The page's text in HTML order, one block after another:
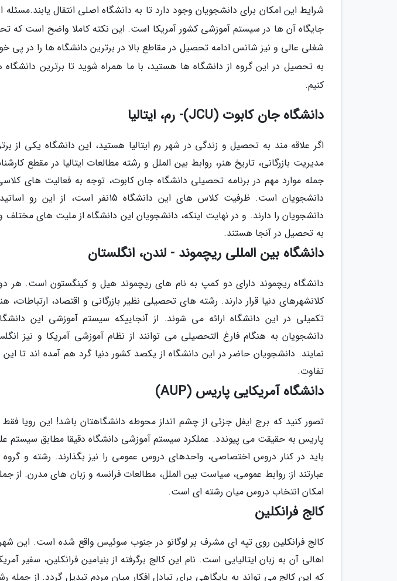
شرایط این امکان برای دانشجویان وجود دارد تا به دانشگاه اصلی انتقال یابند.مسئله
جایگاه آن ها در سیستم آموزشی کشور آمریکا است. این نکته کاملا واضح است که
شغلی عالی و نیز شانس ادامه تحصیل در مقاطع بالا در برترین دانشگاه ها را در پی
به تحصیل در این گروه از دانشگاه ها هستید، با ما همراه شوید تا برترین
کنیم.
دانشگاه جان کابوت (JCU)- رم، ایتالیا
اگر علاقه مند به تحصیل و زندگی در شهر رم ایتالیا هستید، این دانشگاه یکی از
مدیریت بازرگانی، تاریخ هنر، روابط بین الملل و رشته مطالعات ایتالیا در مقطع
جمله موارد مهم در برنامه تحصیلی دانشگاه جان کابوت، توجه به فعالیت های
دانشجویان است. ظرفیت کلاس های این
به تحصیل در آنجا هستند.
دانشگاه بین المللی ریچموند - لندن، انگلستان
دانشگاه ریچموند دارای دو کمپ به نام های ریچموند هیل و کینگستون است. هر
کلانشهرهای دنیا قرار دارند. رشته های تحصیلی نظیر بازرگانی و اقتصاد،
تکمیلی در این دانشگاه ارائه می شوند. از آنجاییکه سیستم آموزشی این
دانشجویان به هنگام فارغ التحصیلی می توانند از نظام آموزشی آمریکا و نیز
نمایند. دانشجویان حاضر در این دانشگاه از یکصد کشور دنیا گرد هم آمده اند تا
تفاوت.
دانشگاه آمریکایی پاریس (AUP)
تصور کنید که برج ایفل جزئی از چشم انداز محوطه دانشگاهتان باشد! این رویا فقط
پاریس به حقیقت می پیوندد. عملکرد سیستم آموزشی دانشگاه دقیقا مطابق سیستم
باید در کنار دروس اختصاصی، واحدهای دروس عمومی را نیز بگذارند. رشته و
عبارتند از: روابط عمومی، سیاست بین الملل، مطالعات فرانسه و زبان های مدرن. از
امکان انتخاب دروس میان رشته ای است.
کالج فرانکلین
کالج فرانکلین روی تپه ای مشرف بر لوگانو در جنوب سوئیس واقع شده است. این
اهالی آن به زبان ایتالیایی است. نام این کالج برگرفته از بنیامین فرانکلین، سفیر
که این کالج می تواند به پایگاهی برای تبادل افکار میان مردم تبدیل گردد. از